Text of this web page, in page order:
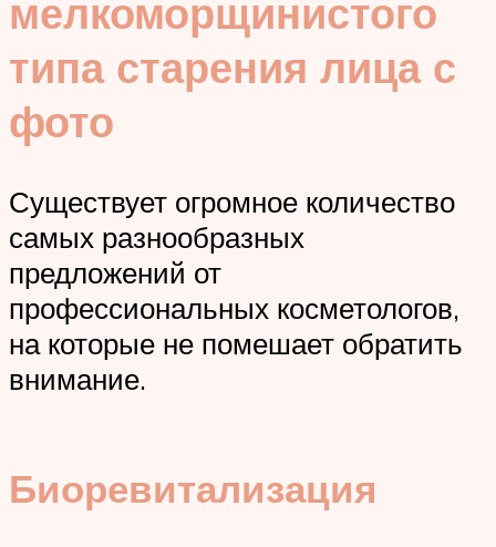
мелкоморщинистого
типа старения лица с
фото
Существует огромное количество
самых разнообразных
предложений от
профессиональных косметологов,
на которые не помешает обратить
внимание.
Биоревитализация